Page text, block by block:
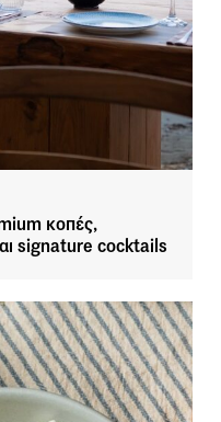
κοπές,
signature cocktails